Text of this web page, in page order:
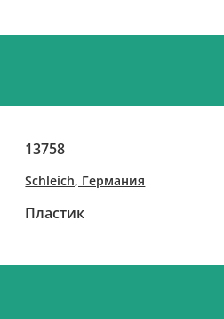
13758
Schleich, Германия
Пластик